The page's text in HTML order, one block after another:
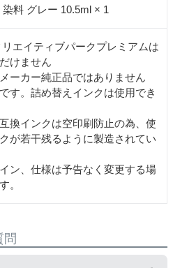
染料 グレー 10.5ml × 1
エイティブパークプレミアムは
けません
ーカー純正品ではありません
す。詰め替えインクは使用でき
換インクは空印刷防止の為、使
が若干残るように製造されてい
ン、仕様は予告なく変更する場
。
問